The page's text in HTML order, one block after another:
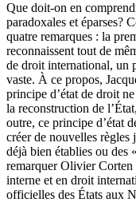
Que doit-on en
paradoxales et éparses?
quatre remarques : la
reconnaissent tout de
de droit international, un
vaste. À ce propos,
principe d’état de droit
la reconstruction de
outre, ce principe d’état
créer de nouvelles règles
déjà bien établies ou des
remarquer Olivier Corten
interne et en droit
officielles des États aux